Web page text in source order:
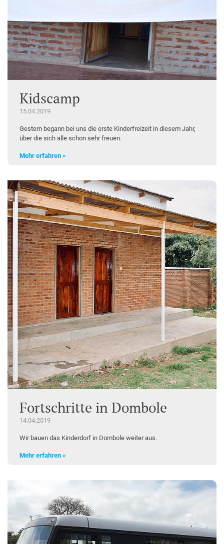
Kidscamp
15.04.2019
Gestern begann bei uns die erste Kinderfreizeit in diesem Jahr,
über die sich alle schon sehr freuen.
Mehr erfahren »
Fortschritte in Dombole
14.04.2019
Wir bauen das Kinderdorf in Dombole weiter aus.
Mehr erfahren »